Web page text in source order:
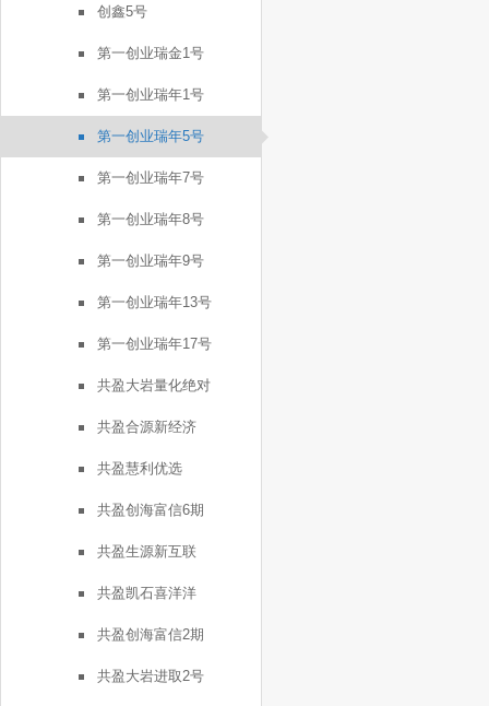
创鑫5号
第一创业瑞金1号
第一创业瑞年1号
第一创业瑞年5号
第一创业瑞年7号
第一创业瑞年8号
第一创业瑞年9号
第一创业瑞年13号
第一创业瑞年17号
共盈大岩量化绝对
共盈合源新经济
共盈慧利优选
共盈创海富信6期
共盈生源新互联
共盈凯石喜洋洋
共盈创海富信2期
共盈大岩进取2号